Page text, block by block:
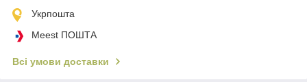
Укрпошта
Meest ПОШТА
Всі умови доставки